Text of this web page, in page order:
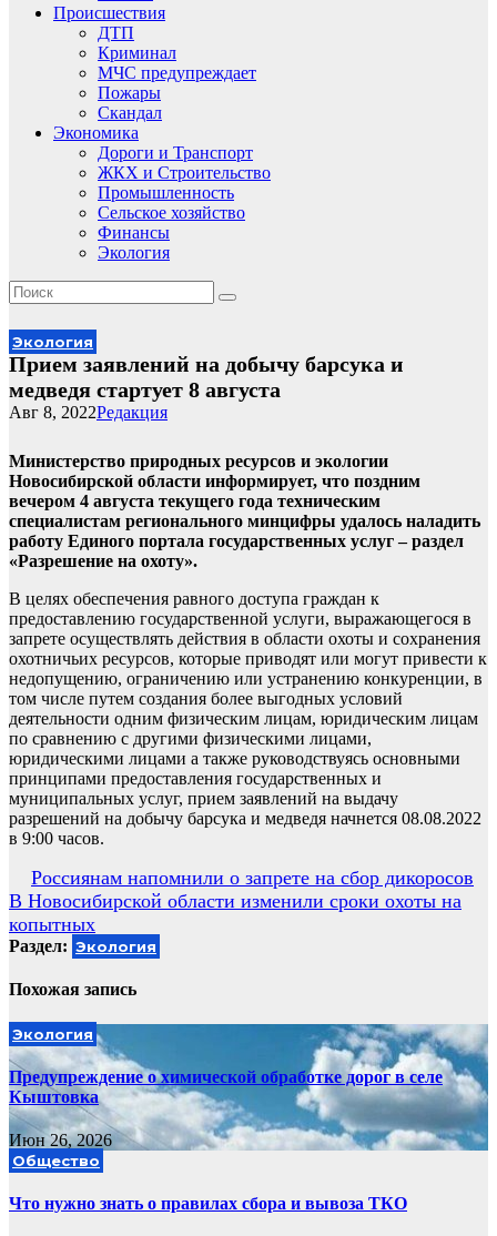
Происшествия
ДТП
Криминал
МЧС предупреждает
Пожары
Скандал
Экономика
Дороги и Транспорт
ЖКХ и Строительство
Промышленность
Сельское хозяйство
Финансы
Экология
Экология
Прием заявлений на добычу барсука и
медведя стартует 8 августа
Редакция
Авг 8, 2022
Министерство природных ресурсов и экологии
Новосибирской области информирует, что поздним
вечером 4 августа текущего года техническим
специалистам регионального минцифры удалось наладить
работу Единого портала государственных услуг – раздел
«Разрешение на охоту».
В целях обеспечения равного доступа граждан к
предоставлению государственной услуги, выражающегося в
запрете осуществлять действия в области охоты и сохранения
охотничьих ресурсов, которые приводят или могут привести к
недопущению, ограничению или устранению конкуренции, в
том числе путем создания более выгодных условий
деятельности одним физическим лицам, юридическим лицам
по сравнению с другими физическими лицами,
юридическими лицами а также руководствуясь основными
принципами предоставления государственных и
муниципальных услуг, прием заявлений на выдачу
разрешений на добычу барсука и медведя начнется 08.08.2022
в 9:00 часов.
Навигация
по
записям
Россиянам напомнили о запрете на сбор дикоросов
В Новосибирской области изменили сроки охоты на
копытных
Раздел: Экология
Похожая запись
Экология
Предупреждение о химической обработке дорог в селе
Кыштовка
Июн 26, 2026
Общество
Что нужно знать о правилах сбора и вывоза ТКО